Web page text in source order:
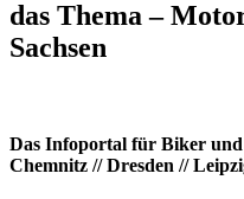
das Thema –
Sachsen
Das Infoportal für Biker
Chemnitz // Dresden //